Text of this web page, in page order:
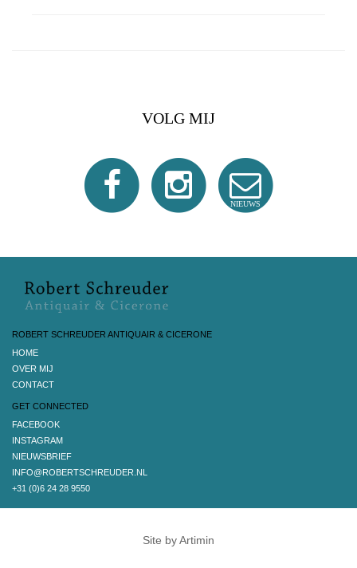
VOLG MIJ
NIEUWS
ROBERT SCHREUDER ANTIQUAIR & CICERONE
HOME
OVER MIJ
CONTACT
GET CONNECTED
FACEBOOK
INSTAGRAM
NIEUWSBRIEF
INFO@ROBERTSCHREUDER.NL
+31 (0)6 24 28 9550
Site by Artimin